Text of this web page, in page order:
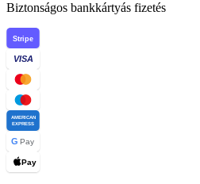
Biztonságos bankkártyás fizetés
Stripe
VISA
AMERICAN
EXPRESS
G Pay
Pay